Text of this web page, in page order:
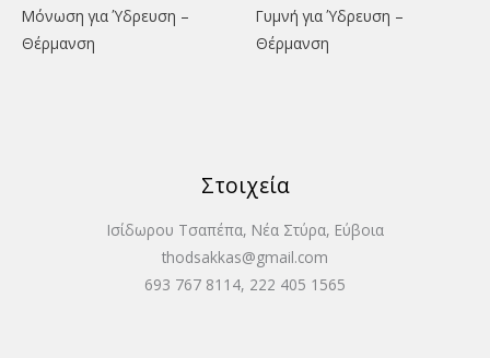
Μόνωση για Ύδρευση –
Θέρμανση
Γυμνή για Ύδρευση –
Θέρμανση
Στοιχεία
Ισίδωρου Τσαπέπα, Νέα Στύρα, Εύβοια
thodsakkas@gmail.com
693 767 8114, 222 405 1565